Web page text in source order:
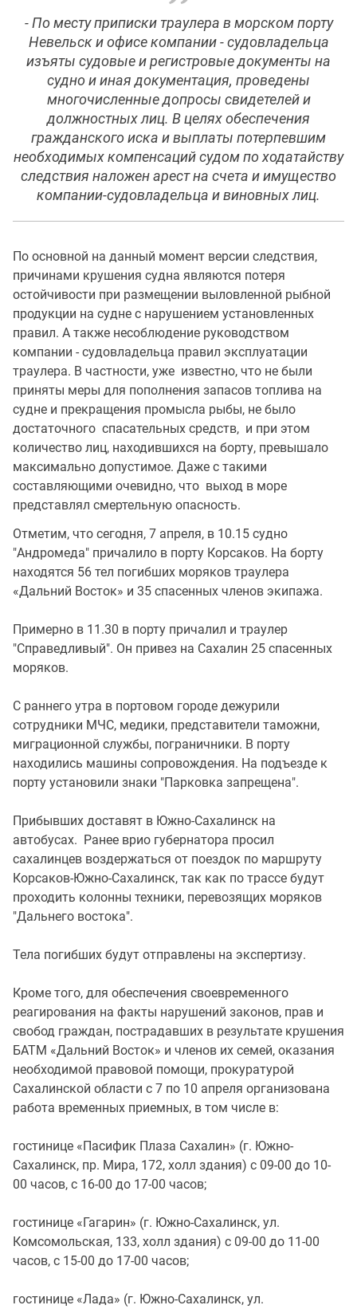
- По месту приписки траулера в морском порту
Невельск и офисе компании - судовладельца
изъяты судовые и регистровые документы на
судно и иная документация, проведены
многочисленные допросы свидетелей и
должностных лиц. В целях обеспечения
гражданского иска и выплаты потерпевшим
необходимых компенсаций судом по ходатайству
следствия наложен арест на счета и имущество
компании-судовладельца и виновных лиц.
По основной на данный момент версии следствия,
причинами крушения судна являются потеря
остойчивости при размещении выловленной рыбной
продукции на судне с нарушением установленных
правил. А также несоблюдение руководством
компании - судовладельца правил эксплуатации
траулера. В частности, уже известно, что не были
приняты меры для пополнения запасов топлива на
судне и прекращения промысла рыбы, не было
достаточного спасательных средств, и при этом
количество лиц, находившихся на борту, превышало
максимально допустимое. Даже с такими
составляющими очевидно, что выход в море
представлял смертельную опасность.
Отметим, что сегодня, 7 апреля, в 10.15 судно
"Андромеда" причалило в порту Корсаков. На борту
находятся 56 тел погибших моряков траулера
«Дальний Восток» и 35 спасенных членов экипажа.
Примерно в 11.30 в порту причалил и траулер
"Справедливый". Он привез на Сахалин 25 спасенных
моряков.
С раннего утра в портовом городе дежурили
сотрудники МЧС, медики, представители таможни,
миграционной службы, пограничники. В порту
находились машины сопровождения. На подъезде к
порту установили знаки "Парковка запрещена".
Прибывших доставят в Южно-Сахалинск на
автобусах. Ранее врио губернатора просил
сахалинцев воздержаться от поездок по маршруту
Корсаков-Южно-Сахалинск, так как по трассе будут
проходить колонны техники, перевозящих моряков
"Дальнего востока".
Тела погибших будут отправлены на экспертизу.
Кроме того, для обеспечения своевременного
реагирования на факты нарушений законов, прав и
свобод граждан, пострадавших в результате крушения
БАТМ «Дальний Восток» и членов их семей, оказания
необходимой правовой помощи, прокуратурой
Сахалинской области с 7 по 10 апреля организована
работа временных приемных, в том числе в:
гостинице «Пасифик Плаза Сахалин» (г. Южно-
Сахалинск, пр. Мира, 172, холл здания) с 09-00 до 10-
00 часов, с 16-00 до 17-00 часов;
гостинице «Гагарин» (г. Южно-Сахалинск, ул.
Комсомольская, 133, холл здания) с 09-00 до 11-00
часов, с 15-00 до 17-00 часов;
гостинице «Лада» (г. Южно-Сахалинск, ул.